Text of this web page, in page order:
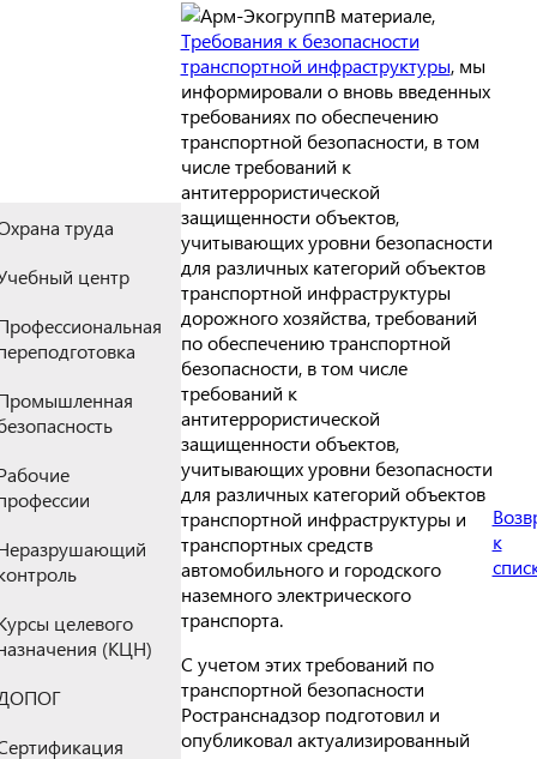
труда
центр
целевого
(КЦН)
В материале,
Требования к безопасности
транспортной инфраструктуры, мы
информировали о вновь введенных
требованиях по обеспечению
транспортной безопасности, в том
числе требований к
антитеррористической
защищенности объектов,
учитывающих уровни безопасности
для различных категорий объектов
транспортной инфраструктуры
дорожного хозяйства, требований
по обеспечению транспортной
безопасности, в том числе
требований к
антитеррористической
защищенности объектов,
учитывающих уровни безопасности
для различных категорий объектов
транспортной инфраструктуры и
транспортных средств
автомобильного и городского
наземного электрического
транспорта.
С учетом этих требований по
транспортной безопасности
Ространснадзор подготовил и
опубликовал актуализированный
к